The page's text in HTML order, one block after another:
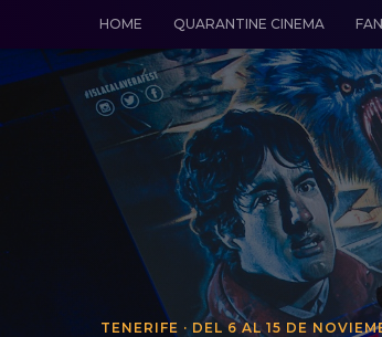
HOME QUARANTINE CINEMA
TENERIFE · DEL 6 AL 15 DE